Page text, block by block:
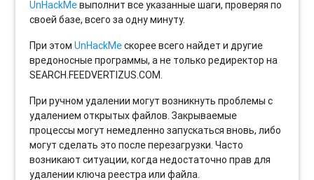
UnHackMeвыполнит все указанные шаги, проверяя по
своей базе, всего за одну минуту.
При этомUnHackMeскорее всего найдет и другие
вредоносные программы, а не только редиректор на
SEARCH.FEEDVERTIZUS.COM.
При ручном удалении могут возникнуть проблемы с
удалением открытых файлов. Закрываемые
процессы могут немедленно запускаться вновь, либо
могут сделать это после перезагрузки. Часто
возникают ситуации, когда недостаточно прав для
удалении ключа реестра или файла.